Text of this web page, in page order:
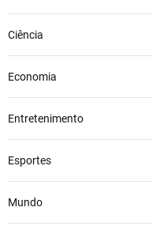
Ciência
Economia
Entretenimento
Esportes
Mundo